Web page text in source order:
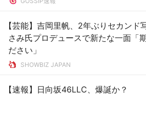
【芸能】吉岡里帆、2年ぶりセカンド
さみ氏プロデュースで新たな一面「
ださい」
SHOWBIZ JAPAN
【速報】日向坂46LLC、爆誕か？